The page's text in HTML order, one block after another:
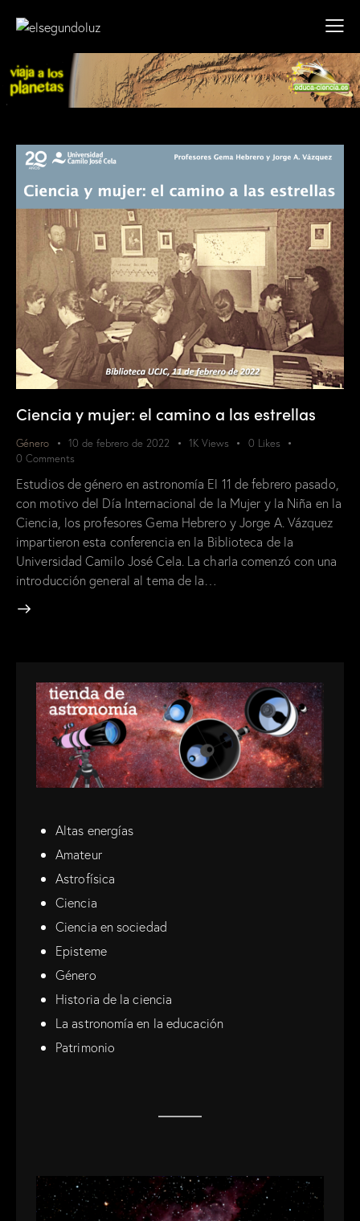
Ciencia y mujer: el camino a las estrellas
Género 10 de febrero de 2022 1K Views 0 Likes
0 Comments
Estudios de género en astronomía El 11 de febrero pasado,
con motivo del Día Internacional de la Mujer y la Niña en la
Ciencia, los profesores Gema Hebrero y Jorge A. Vázquez
impartieron esta conferencia en la Biblioteca de la
Universidad Camilo José Cela. La charla comenzó con una
introducción general al tema de la…
Altas energías
Amateur
Astrofísica
Ciencia
Ciencia en sociedad
Episteme
Género
Historia de la ciencia
La astronomía en la educación
Patrimonio